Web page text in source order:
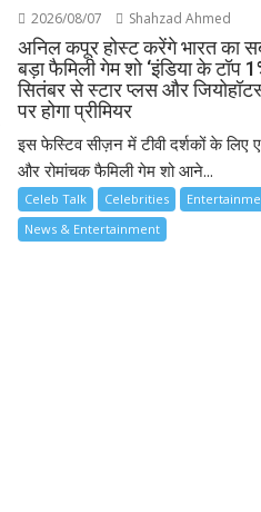
2026/08/07 Shahzad Ahmed
अनिल कपूर होस्ट करेंगे भारत का
बड़ा फैमिली गेम शो ‘इंडिया के टॉप
सितंबर से स्टार प्लस और
पर होगा प्रीमियर
इस फेस्टिव सीज़न में टीवी दर्शकों के लिए
और रोमांचक फैमिली गेम शो आने...
Celeb Talk Celebrities
News & Entertainment